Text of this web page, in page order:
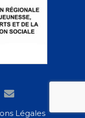
Légales